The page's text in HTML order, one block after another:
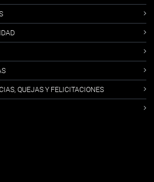
QUEJAS Y FELICITACIONES